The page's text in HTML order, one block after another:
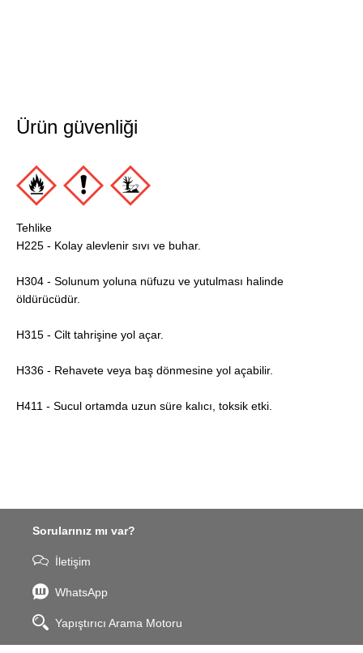
Ürün güvenliği
Tehlike
H225 - Kolay alevlenir sıvı ve buhar.
H304 - Solunum yoluna nüfuzu ve yutulması halinde
öldürücüdür.
H315 - Cilt tahrişine yol açar.
H336 - Rehavete veya baş dönmesine yol açabilir.
H411 - Sucul ortamda uzun süre kalıcı, toksik etki.
Sorularınız mı var?
İletişim
WhatsApp
Yapıştırıcı Arama Motoru